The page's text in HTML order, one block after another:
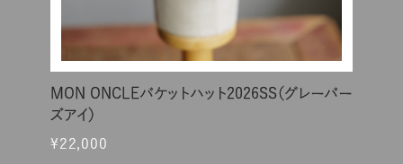
MON ONCLEバケットハット2026SS（グレーバー
ズアイ）
¥22,000